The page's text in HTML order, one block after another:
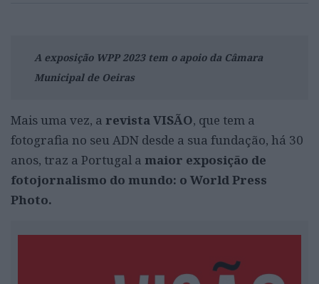
A exposição WPP 2023 tem o apoio da Câmara
Municipal de Oeiras
Mais uma vez, a revista VISÃO, que tem a
fotografia no seu ADN desde a sua fundação, há 30
anos, traz a Portugal a maior exposição de
fotojornalismo do mundo: o World Press
Photo.